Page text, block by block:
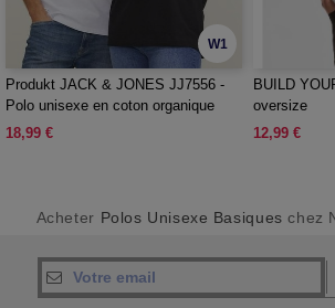
W1
Produkt JACK & JONES JJ7556 -
Polo unisexe en coton organique
18,99 €
BUILD
oversize
12,99 €
Acheter Polos Unisexe Basiques chez